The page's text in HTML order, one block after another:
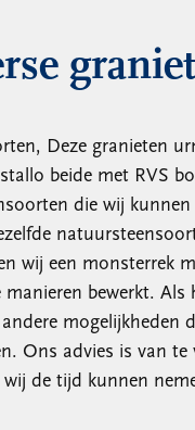
Deze granieten
beide met RVS
die wij
wij een monsterrek
bewerkt.
mogelijkheden
Ons advies is van te
de tijd kunnen